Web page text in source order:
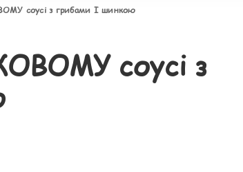
соусі з грибами І шинкою
соусі з